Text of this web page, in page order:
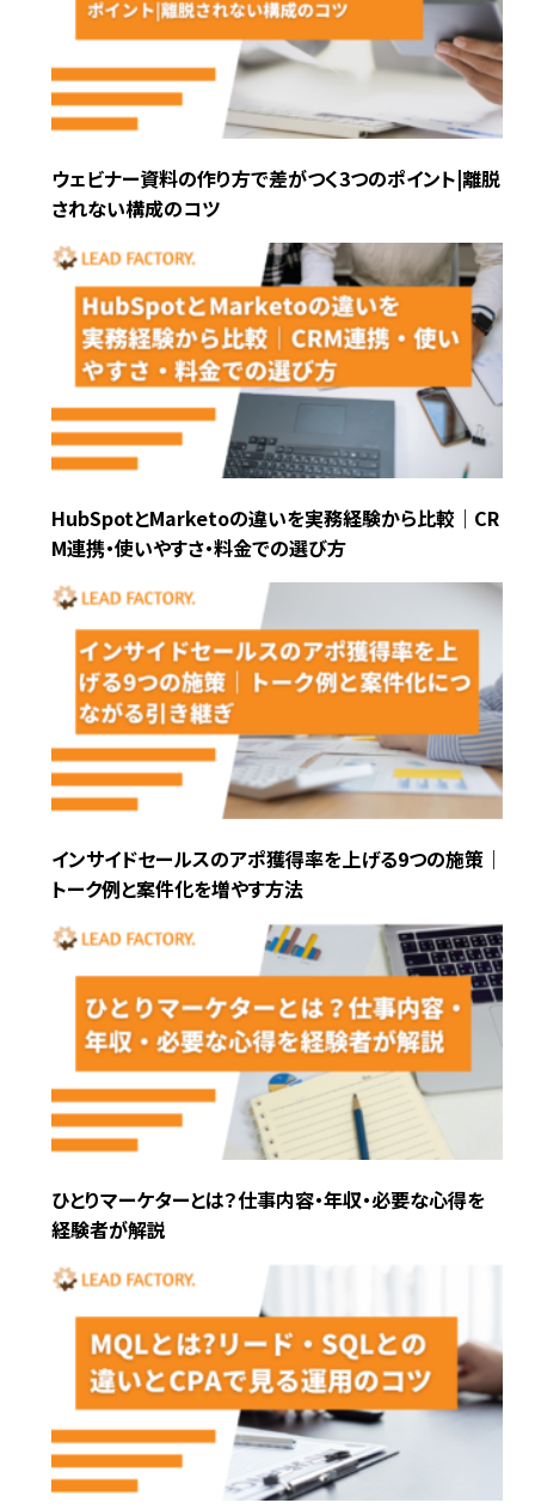
ウェビナー資料の作り方で差がつく3つのポイント|離脱
されない構成のコツ
HubSpotとMarketoの違いを実務経験から比較｜CR
M連携・使いやすさ・料金での選び方
インサイドセールスのアポ獲得率を上げる9つの施策｜
トーク例と案件化を増やす方法
ひとりマーケターとは？仕事内容・年収・必要な心得を
経験者が解説